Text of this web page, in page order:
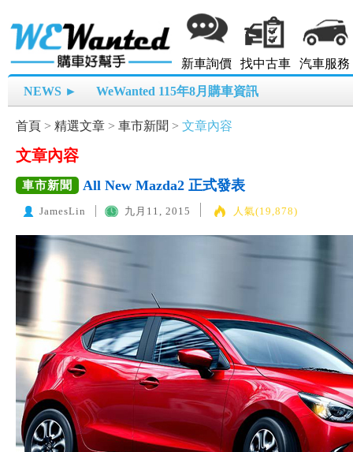
新車詢價 找中古車 汽車服務
NEWS ► WeWanted 115年8月購車資訊
首頁 > 精選文章 > 車市新聞 > 文章內容
文章內容
車市新聞 All New Mazda2 正式發表
JamesLin 九月11, 2015 人氣(19,878)